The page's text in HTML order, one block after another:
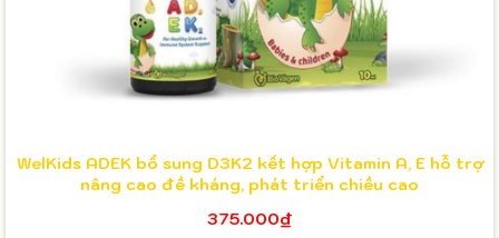
WelKids ADEK bổ sung D3K2 kết hợp Vitamin A, E hỗ trợ
nâng cao đề kháng, phát triển chiều cao
375.000₫